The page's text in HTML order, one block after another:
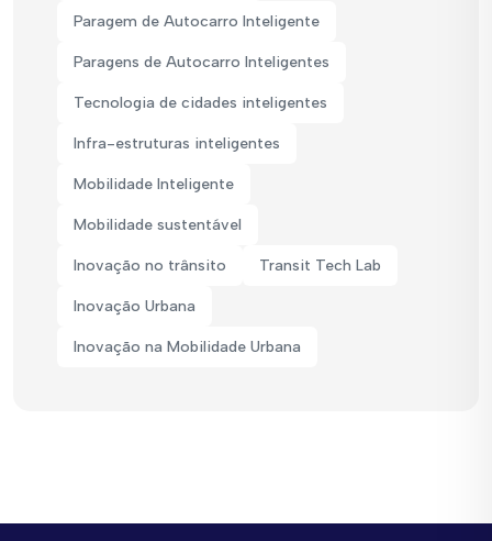
Paragem de Autocarro Inteligente
Paragens de Autocarro Inteligentes
Tecnologia de cidades inteligentes
Infra-estruturas inteligentes
Mobilidade Inteligente
Mobilidade sustentável
Inovação no trânsito Transit Tech Lab
Inovação Urbana
Inovação na Mobilidade Urbana